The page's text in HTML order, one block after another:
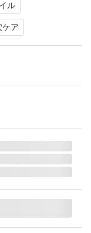
ル
ケア